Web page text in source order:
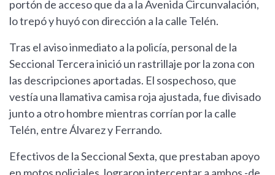
portón de acceso que da a la Avenida Circunvalación,
lo trepó y huyó con dirección a la calle Telén.
Tras el aviso inmediato a la policía, personal de la
Seccional Tercera inició un rastrillaje por la zona con
las descripciones aportadas. El sospechoso, que
vestía una llamativa camisa roja ajustada, fue divisado
junto a otro hombre mientras corrían por la calle
Telén, entre Álvarez y Ferrando.
Efectivos de la Seccional Sexta, que prestaban apoyo